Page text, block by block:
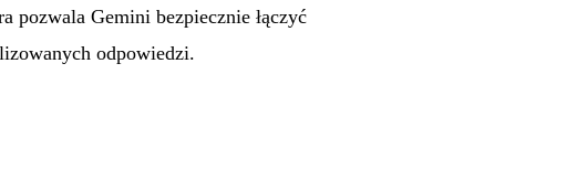
pozwala Gemini bezpiecznie łączyć
odpowiedzi.